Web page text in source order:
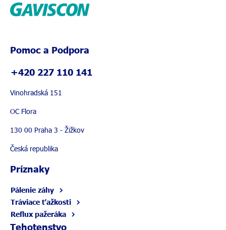
Pomoc a Podpora
+420 227 110 141
Vinohradská 151
OC Flora
130 00 Praha 3 - Žižkov
Česká republika
Príznaky
Pálenie záhy
Tráviace ťažkosti
Reflux pažeráka
Tehotenstvo